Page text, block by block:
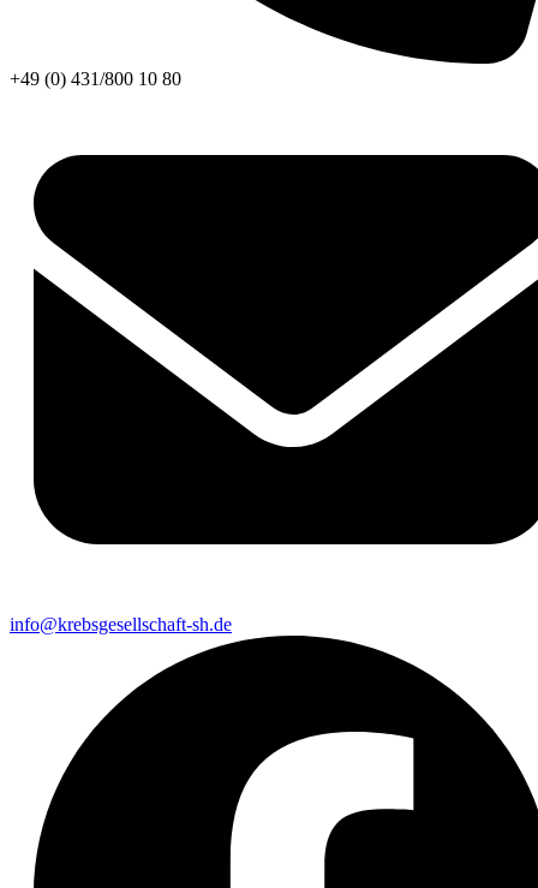
+49 (0) 431/800 10 80
info@krebsgesellschaft-sh.de